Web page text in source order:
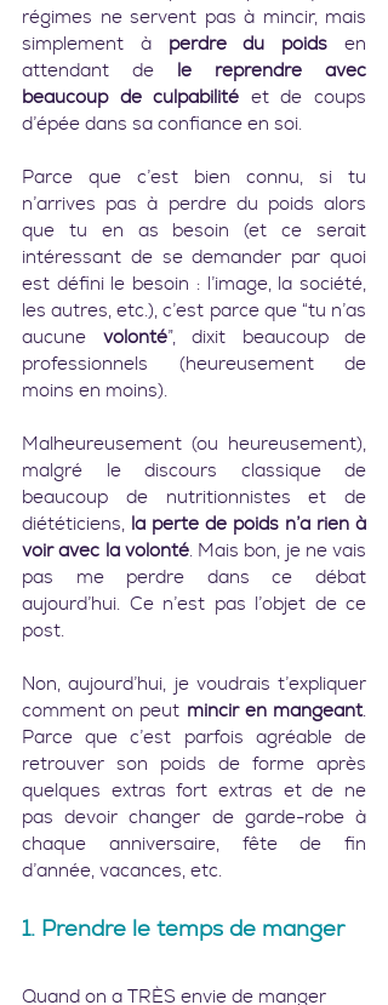
régimes ne servent pas à mincir, mais
simplement à perdre du poids en
attendant de
le reprendre avec
beaucoup de culpabilité et de coups
d’épée dans sa confiance en soi.
Parce que c’est bien connu, si tu
n’arrives pas à perdre du poids alors
que tu en as besoin (et ce serait
intéressant de se demander par quoi
est défini le besoin : l’image, la société,
les autres, etc.), c’est parce que “tu n’as
aucune volonté”, dixit beaucoup de
professionnels (heureusement de
moins en moins).
Malheureusement (ou heureusement),
malgré le discours classique de
beaucoup de nutritionnistes et de
diététiciens,
la perte de poids n’a rien à
voir avec la volonté. Mais bon, je ne vais
pas me perdre dans ce débat
aujourd’hui. Ce n’est pas l’objet de ce
post.
Non, aujourd’hui, je voudrais t’expliquer
comment on peut mincir en mangeant.
Parce que c’est parfois agréable de
retrouver son poids de forme après
quelques extras fort extras et de ne
pas devoir changer de garde-robe à
chaque anniversaire, fête de fin
d’année, vacances, etc.
1. Prendre le temps de manger
Quand on a TRÈS envie de manger